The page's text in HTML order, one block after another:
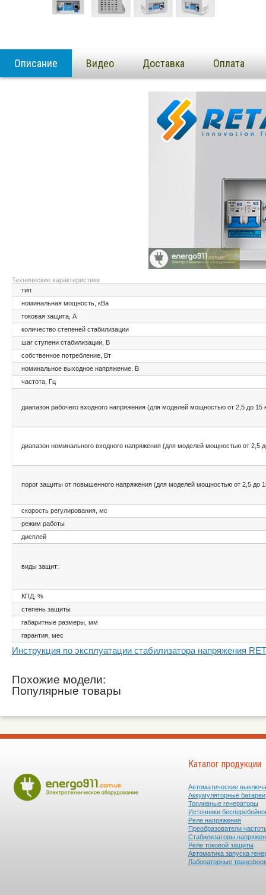
Описание Видео Доставка Оплата
Технические характеристики
тип
номинальная мощность, кВа
токовая защита, А
количество степеней стабилизации
шаг ступени стабилизации, В
собственное потребление, Вт
номинальное выходное напряжение, В
частота, Гц
диапазон рабочего входного напряжения (для моделей мощностью от 2,5 до 15
диапазон номинального входного напряжения (для моделей мощностью от 2,5
порог защиты от повышенного напряжения (для моделей мощностью от 2,5 до
скорость регулирования, мс
режим работы
дисплей
виды защит:
КПД, %
степень защиты
габаритные размеры, мм
гарантия, мес
Инструкция по эксплуатации стабилизатора напряжения
Похожие модели:
Популярные товары
Каталог продукции
Автоматические
Аккумуляторные батареи
Топливные генераторы
Источники
Реле напряжения
Преобразователи
Стабилизаторы
Реле токовой защиты
Автоматика запуска
Лабораторные